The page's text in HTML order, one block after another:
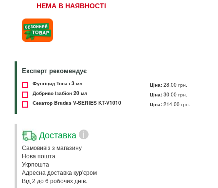
НЕМА В НАЯВНОСТІ
Експерт рекомендує
Фунгіцид Топаз 3 мл Ціна: 28.00 грн.
Добриво Ізабіон 20 мл
Ціна: 30.00 грн.
Секатор Bradas V-SERIES KT-V1010
Ціна: 214.00 грн.
Доставка i
Самовивіз з магазину
Нова пошта
Укрпошта
Адресна доставка кур'єром
Від 2 до 6 робочих днів.